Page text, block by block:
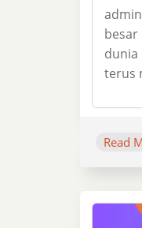
besar
dunia
terus
Read